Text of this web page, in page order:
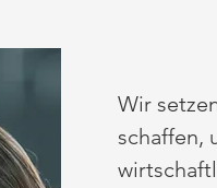
Wir
schaffen,